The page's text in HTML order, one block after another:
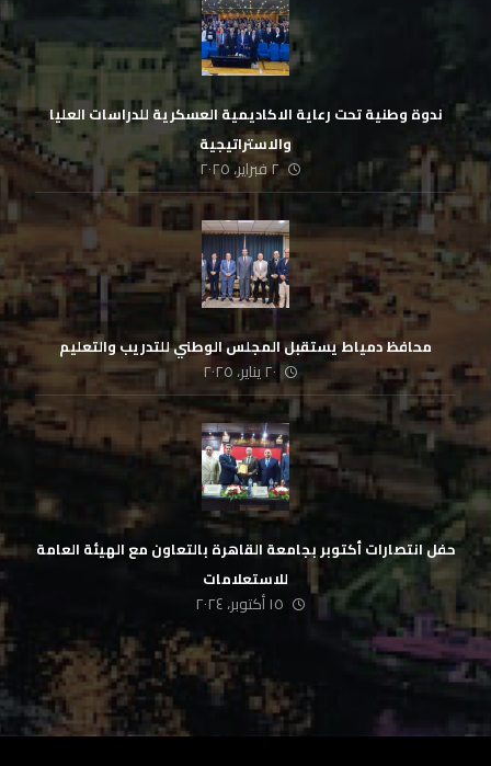
ندوة وطنية تحت رعاية الاكاديمية العسكرية للدراسات العليا
والاستراتيجية
٢ فبراير، ٢٠٢٥
محافظ دمياط يستقبل المجلس الوطني للتدريب والتعليم
٢٠ يناير، ٢٠٢٥
حفل انتصارات أكتوبر بجامعة القاهرة بالتعاون مع الهيئة العامة
للاستعلامات
١٥ أكتوبر، ٢٠٢٤